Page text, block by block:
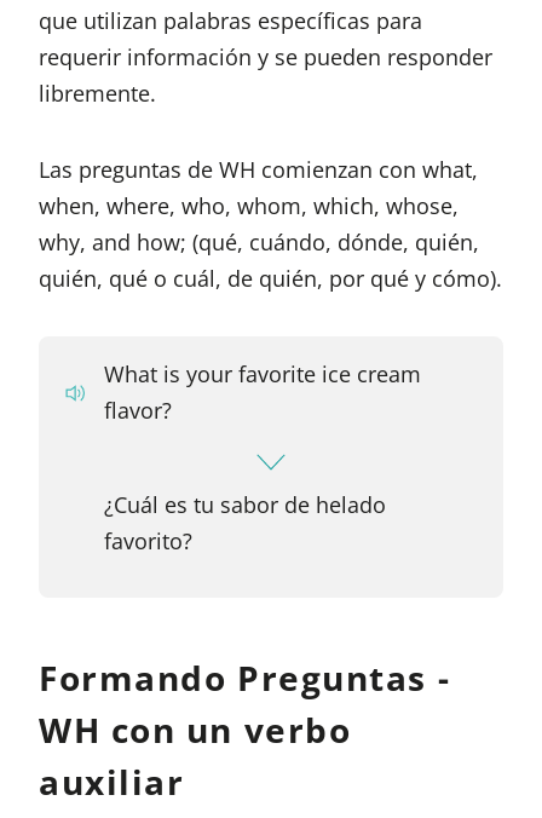
que utilizan palabras específicas para
requerir información y se pueden responder
libremente.
Las preguntas de WH comienzan con what,
when, where, who, whom, which, whose,
why, and how; (qué, cuándo, dónde, quién,
quién, qué o cuál, de quién, por qué y cómo).
What is your favorite ice cream
flavor?
¿Cuál es tu sabor de helado
favorito?
Formando Preguntas -
WH con un verbo
auxiliar